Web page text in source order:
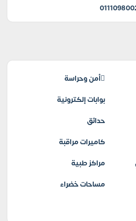
أمن وحراسة
بوابات إلكترونية
حدائق
كاميرات مراقبة
مراكز طبية
مساحات خضراء